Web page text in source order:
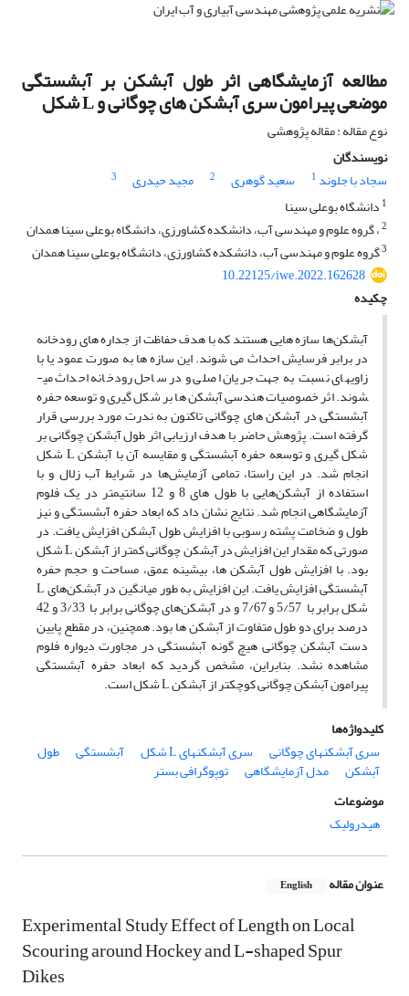
مطالعه آزمایشگاهی اثر طول آبشکن بر آبشستگی
موضعی پیرامون سری آبشکن های چوگانی و L شکل
نوع مقاله : مقاله پژوهشی
نویسندگان
سجاد با جلوند 1 سعید گوهری 2 مجید حیدری
3
1 دانشگاه بوعلی سینا
2، گروه علوم و مهندسی آب، دانشکده کشاورزی، دانشگاه بوعلی سینا همدان
3گروه علوم و مهندسی آب، دانشکده کشاورزی، دانشگاه بوعلی سینا همدان
10.22125/iwe.2022.162628
چکیده
آبشکن‌ها سازه هایی هستند که با هدف حفاظت از جداره های رودخانه
در برابر فرسایش احداث می شوند. این سازه ها به صورت عمود یا با
زاویه­ای نسبت به جهت جریان اصلی و در ساحل رودخانه احداث می­
شوند. اثر خصوصیات هندسی آبشکن ها بر شکل گیری و توسعه حفره
آبشستگی در آبشکن های چوگانی تاکنون به ندرت مورد بررسی قرار
گرفته است. پژوهش حاضر با هدف ارزیابی اثر طول آبشکن چوگانی بر
شکل گیری و توسعه حفره آبشستگی و مقایسه آن با آبشکن L شکل
انجام شد. در این راستا، تمامی آزمایش‌ها در شرایط آب زلال و با
استفاده از آبشکن‌هایی با طول های 8 و 12 سانتیمتر در یک فلوم
آزمایشگاهی انجام شد. نتایج نشان داد که ابعاد حفره آبشستگی و نیز
طول و ضخامت پشته رسوبی با افزایش طول آبشکن‌ افزایش یافت. در
صورتی که مقدار این افزایش در آبشکن چوگانی کمتر از آبشکن L شکل
بود. با افزایش طول آبشکن ها، بیشینه عمق، مساحت و حجم حفره
آبشستگی افزایش یافت. این افزایش به طور میانگین در آبشکن‌های L
شکل برابر با 5/57 و 7/67 و در آبشکن‌های چوگانی برابر با 3/33 و 42
درصد برای دو طول متفاوت از آبشکن ها بود. همچنین، در مقطع پایین
دست آبشکن چوگانی هیچ گونه آبشستگی در مجاورت دیواره فلوم
مشاهده نشد. بنابراین، مشخص گردید که ابعاد حفره آبشستگی
پیرامون آبشکن چوگانی کوچکتر از آبشکن L شکل است.
کلیدواژه‌ها
سری آبشکنهای چوگانی
سری آبشکنهای L شکل آبشستگی طول
آبشکن مدل آزمایشگاهی
توپوگرافی بستر
موضوعات
هیدرولیک
عنوان مقاله English
Experimental Study Effect of Length on Local
Scouring around Hockey and L-shaped Spur
Dikes